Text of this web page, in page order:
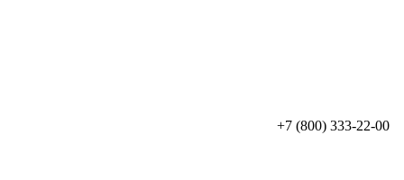
+7 (800) 333-22-00